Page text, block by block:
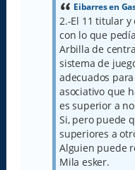
Eibarres en
2.-El 11 titular
con lo que
Arbilla de
sistema de
adecuados
asociativo que
es superior a
Si, pero puede
superiores a
Alguien puede
Mila esker.